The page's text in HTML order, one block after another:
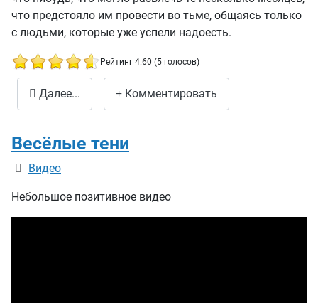
что предстояло им провести во тьме, общаясь только
с людьми, которые уже успели надоесть.
Рейтинг 4.60 (5 голосов)
Далее... Комментировать
Весёлые тени
Информация о материале
Видео
Небольшое позитивное видео